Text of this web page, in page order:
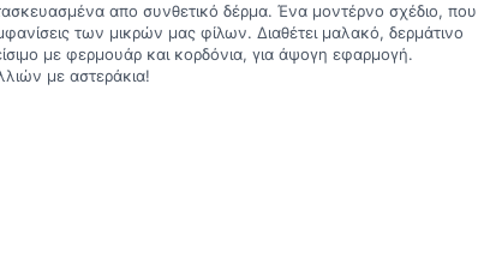
απο συνθετικό δέρμα. Ένα μοντέρνο σχέδιο, που
των μικρών μας φίλων. Διαθέτει μαλακό, δερμάτινο
με φερμουάρ και κορδόνια, για άψογη εφαρμογή.
με αστεράκια!